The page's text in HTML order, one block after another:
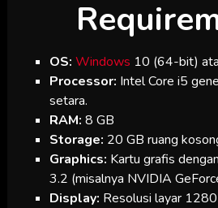
OS: Windows 10 (64-bit)
Processor: Intel Core i5
setara.
RAM: 8 GB
Storage: 20 GB ruang
Graphics: Kartu grafis
3.2 (misalnya NVIDIA
Display: Resolusi layar